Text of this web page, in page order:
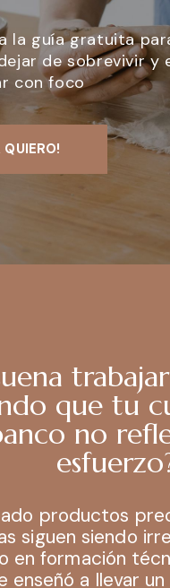
la guía gratuita
de sobrevivir y
con foco
QUIERO!
que tu
no
productos
siguen siendo
en formación
enseñó a llevar